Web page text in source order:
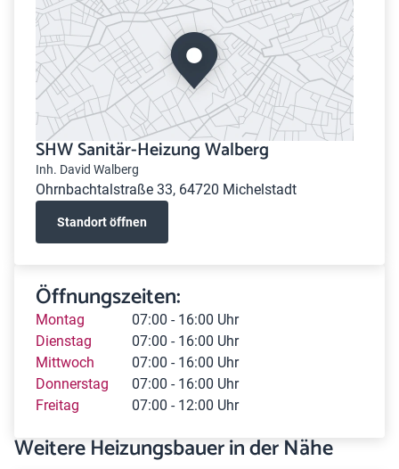
SHW Sanitär-Heizung Walberg
Inh. David Walberg
Ohrnbachtalstraße 33, 64720 Michelstadt
Standort öffnen
Öffnungszeiten:
Montag
07:00 - 16:00 Uhr
Dienstag
07:00 - 16:00 Uhr
Mittwoch
07:00 - 16:00 Uhr
Donnerstag
07:00 - 16:00 Uhr
Freitag
07:00 - 12:00 Uhr
Weitere Heizungsbauer in der Nähe